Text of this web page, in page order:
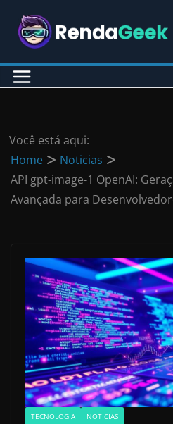
para
conteúdo
Você está aqui:
Home
Noticias
API gpt-image-1 OpenAI:
Avançada para
TECNOLOGIA NOTICIAS